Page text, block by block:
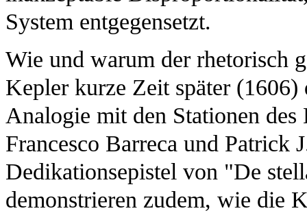
System entgegensetzt.
Wie und warum der rhetorisch
Kepler kurze Zeit später (1606)
Analogie mit den Stationen
Francesco Barreca und Patrick
Dedikationsepistel von "De
demonstrieren zudem, wie die